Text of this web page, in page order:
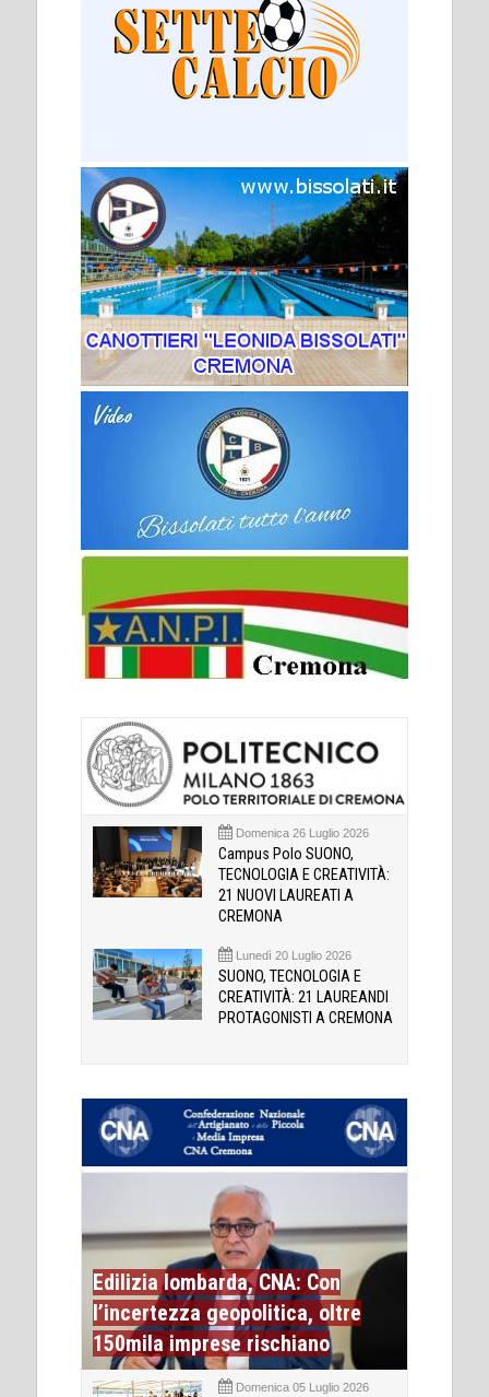
Domenica 26 Luglio 2026
Campus Polo SUONO,
TECNOLOGIA E CREATIVITÀ:
21 NUOVI LAUREATI A
CREMONA
Lunedì 20 Luglio 2026
SUONO, TECNOLOGIA E
CREATIVITÀ: 21 LAUREANDI
PROTAGONISTI A CREMONA
Edilizia lombarda, CNA: Con
l’incertezza geopolitica, oltre
150mila imprese rischiano
Domenica 05 Luglio 2026